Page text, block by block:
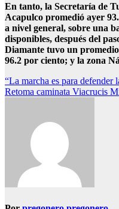
En tanto, la Secretaría de
Acapulco promedió ayer
a nivel general, sobre una
disponibles, después del
Diamante tuvo un
96.2 por ciento; y la zona
Navegación
de
“La marcha es para defender
Retoma caminata Viacrucis